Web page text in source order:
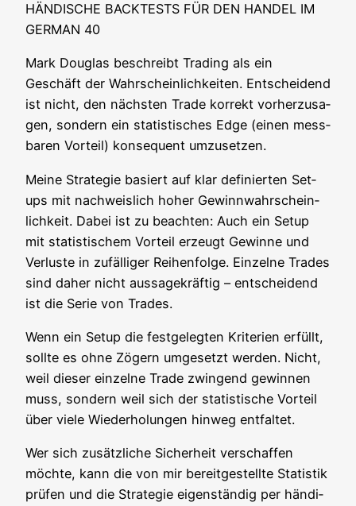
HÄNDISCHE BACKTESTS FÜR DEN HANDEL IM
GERMAN 40
Mark Dou­glas beschreibt Tra­ding als ein
Geschäft der Wahr­schein­lich­kei­ten. Ent­schei­dend
ist nicht, den nächs­ten Trade kor­rekt vor­her­zu­sa­
gen, son­dern ein sta­tis­ti­sches Edge (einen mess­
ba­ren Vor­teil) kon­se­quent umzusetzen.
Mei­ne Stra­te­gie basiert auf klar defi­nier­ten Set­
ups mit nach­weis­lich hoher Gewinn­wahr­schein­
lich­keit. Dabei ist zu beach­ten: Auch ein Set­up
mit sta­tis­ti­schem Vor­teil erzeugt Gewin­ne und
Ver­lus­te in zufäl­li­ger Rei­hen­fol­ge. Ein­zel­ne Trades
sind daher nicht aus­sa­ge­kräf­tig – ent­schei­dend
ist die Serie von Trades.
Wenn ein Set­up die fest­ge­leg­ten Kri­te­ri­en erfüllt,
soll­te es ohne Zögern umge­setzt wer­den. Nicht,
weil die­ser ein­zel­ne Trade zwin­gend gewin­nen
muss, son­dern weil sich der sta­tis­ti­sche Vor­teil
über vie­le Wie­der­ho­lun­gen hin­weg entfaltet.
Wer sich zusätz­li­che Sicher­heit ver­schaf­fen
möch­te, kann die von mir bereit­ge­stell­te Sta­tis­tik
prü­fen und die Stra­te­gie eigen­stän­dig per hän­di­